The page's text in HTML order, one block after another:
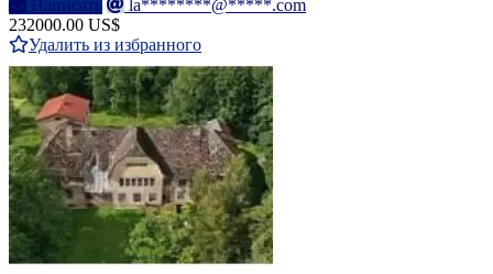
Написать
la********@*****.com
232000.00 US$
Удалить из избранного